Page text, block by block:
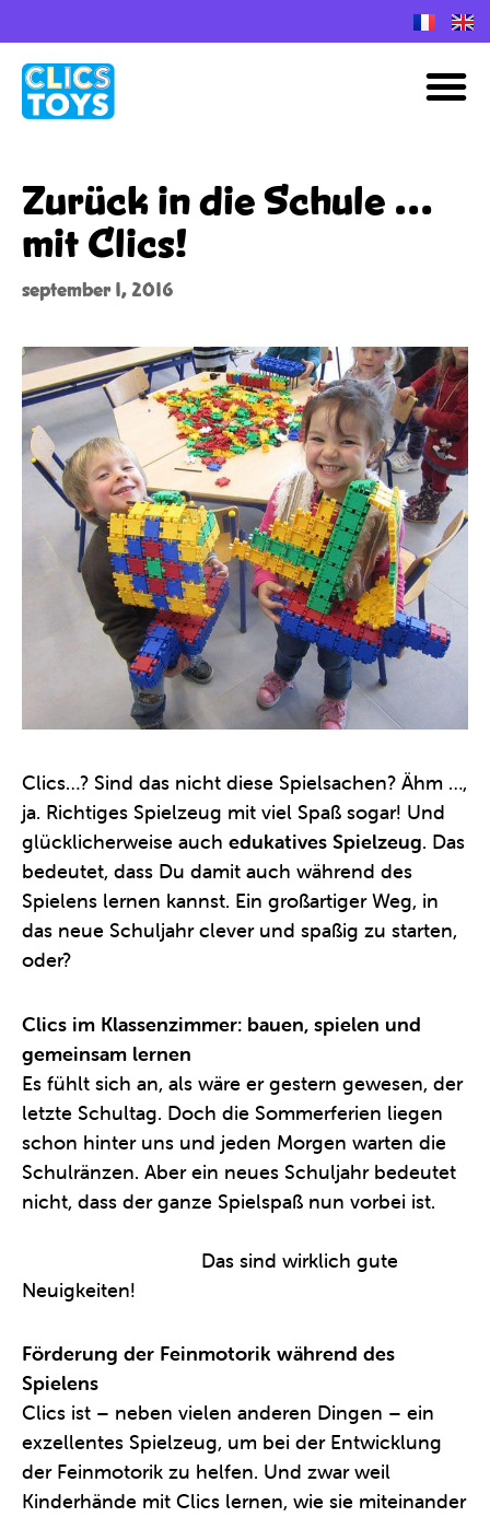
inhoud
Zurück in die Schule …
mit Clics!
september 1, 2016
Clics…? Sind das nicht diese Spielsachen? Ähm …,
ja. Richtiges Spielzeug mit viel Spaß sogar! Und
glücklicherweise auch edukatives Spielzeug. Das
bedeutet, dass Du damit auch während des
Spielens lernen kannst. Ein großartiger Weg, in
das neue Schuljahr clever und spaßig zu starten,
oder?
Clics im Klassenzimmer: bauen, spielen und
gemeinsam lernen
Es fühlt sich an, als wäre er gestern gewesen, der
letzte Schultag. Doch die Sommerferien liegen
schon hinter uns und jeden Morgen warten die
Schulränzen. Aber ein neues Schuljahr bedeutet
nicht, dass der ganze Spielspaß nun vorbei ist.
Das sind wirklich gute
Neuigkeiten!
Förderung der Feinmotorik während des
Spielens
Clics ist – neben vielen anderen Dingen – ein
exzellentes Spielzeug, um bei der Entwicklung
der Feinmotorik zu helfen. Und zwar weil
Kinderhände mit Clics lernen, wie sie miteinander